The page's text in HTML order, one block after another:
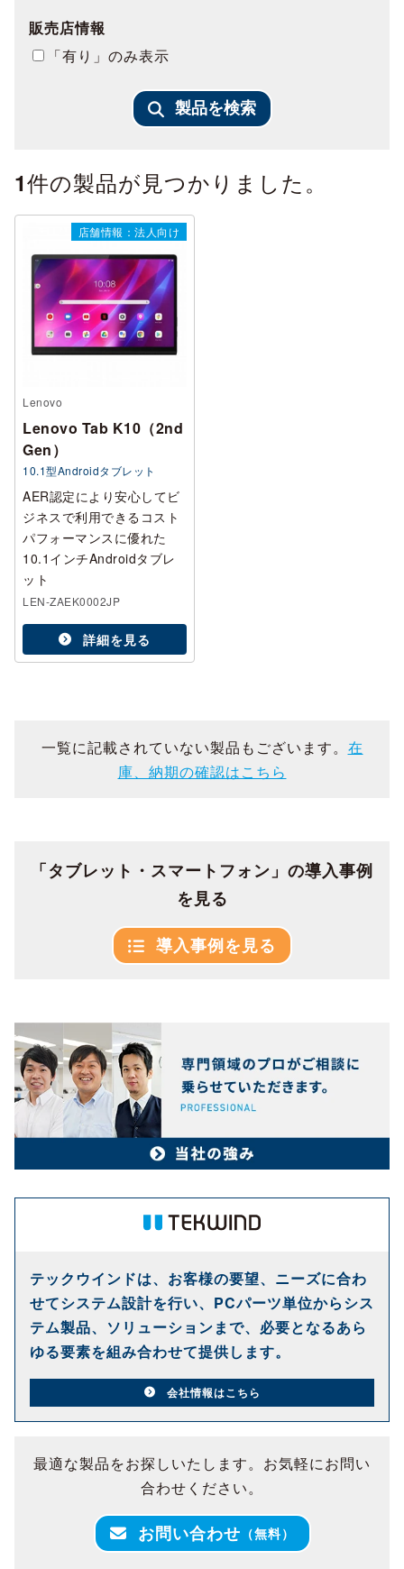
販売店情報
「有り」のみ表示
製品を検索
1件の製品が見つかりました。
店舗情報：法人向け
Lenovo
Lenovo Tab K10（2nd
Gen）
10.1型Androidタブレット
AER認定により安心してビ
ジネスで利用できるコスト
パフォーマンスに優れた
10.1インチAndroidタブレ
ット
LEN-ZAEK0002JP
詳細を見る
一覧に記載されていない製品もございます。 在
庫、納期の確認はこちら
「タブレット・スマートフォン」の導入事例
を見る
導入事例を見る
テックウインドは、お客様の要望、ニーズに合わ
せてシステム設計を行い、PCパーツ単位からシス
テム製品、ソリューションまで、必要となるあら
ゆる要素を組み合わせて提供します。
会社情報はこちら
最適な製品をお探しいたします。お気軽にお問い
合わせください。
お問い合わせ （無料）